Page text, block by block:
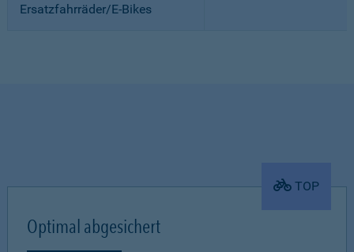
Ersatzfahrräder/E-Bikes
TOP
Optimal abgesichert